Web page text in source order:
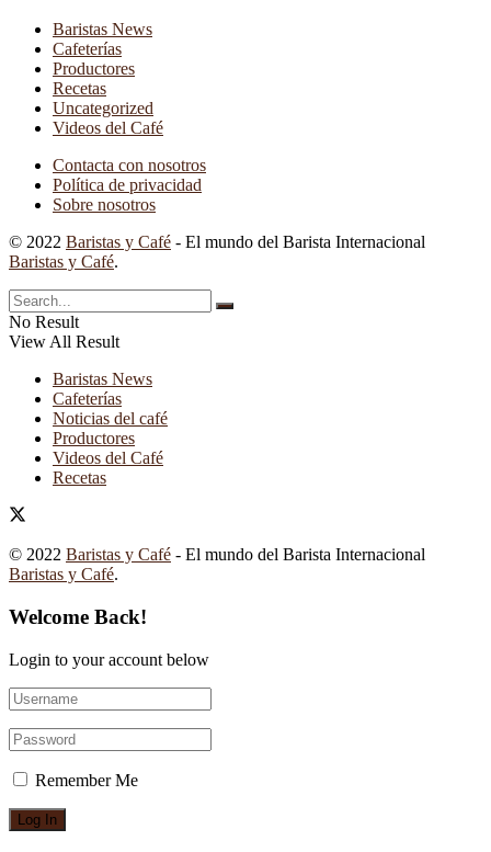
Baristas News
Cafeterías
Productores
Recetas
Uncategorized
Videos del Café
Contacta con nosotros
Política de privacidad
Sobre nosotros
© 2022 Baristas y Café - El mundo del Barista Internacional
Baristas y Café.
No Result
View All Result
Baristas News
Cafeterías
Noticias del café
Productores
Videos del Café
Recetas
© 2022 Baristas y Café - El mundo del Barista Internacional
Baristas y Café.
Welcome Back!
Login to your account below
Remember Me